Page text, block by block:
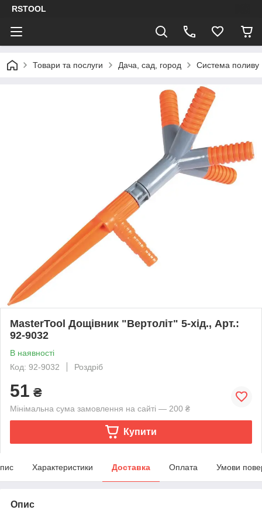
RSTOOL
Товари та послуги Дача, сад, город Система поливу
MasterTool Дощівник "Вертоліт" 5-хід., Арт.:
92-9032
В наявності
Код: 92-9032
Роздріб
51 ₴
Мінімальна сума замовлення на сайті — 200 ₴
Купити
Характеристики Доставка Оплата Умови
Опис